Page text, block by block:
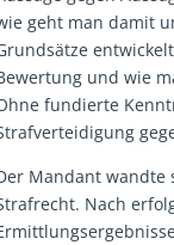
geht man damit
und wie
fundierte
Mandant wandte
Nach